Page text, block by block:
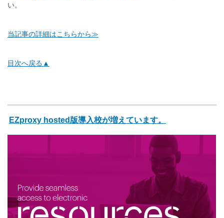
い。
当記事の詳細はこちらから≫
目次へ戻る▲
EZproxy hosted版導入校が増えています。